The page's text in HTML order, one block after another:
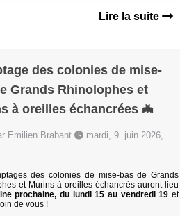
Lire la suite
des colonies de mise-
Grands Rhinolophes et
à oreilles échancrées 🦇
Emilien Brabant
mardi, 9. juin 2026,
des colonies de mise-bas de Grands
et Murins à oreilles échancrés auront lieu
prochaine, du lundi 15 au vendredi 19 et
de vous !